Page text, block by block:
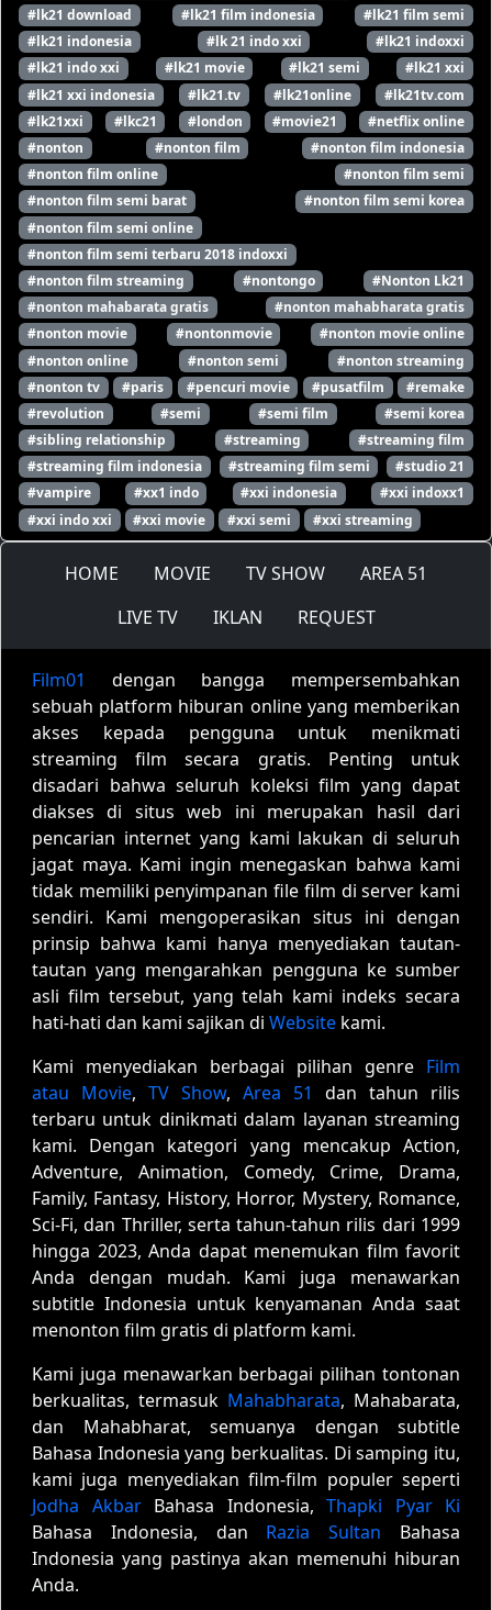
#lk21 download
#lk21 film indonesia
#lk21 film semi
#lk21 indonesia
#lk 21 indo xxi
#lk21 indoxxi
#lk21 indo xxi
#lk21 movie #lk21 semi
#lk21 xxi
#lk21 xxi indonesia
#lk21.tv #lk21online
#lk21tv.com
#lk21xxi
#lkc21 #london #movie21
#netflix online
#nonton
#nonton film
#nonton film indonesia
#nonton film online
#nonton film semi
#nonton film semi barat
#nonton film semi korea
#nonton film semi online
#nonton film semi terbaru 2018 indoxxi
#nonton film streaming
#nontongo
#Nonton Lk21
#nonton mahabarata gratis
#nonton mahabharata gratis
#nonton movie
#nontonmovie
#nonton movie online
#nonton online
#nonton semi
#nonton streaming
#nonton tv
#paris #pencuri movie #pusatfilm
#remake
#revolution
#semi #semi film
#semi korea
#sibling relationship
#streaming
#streaming film
#streaming film indonesia
#streaming film semi
#studio 21
#vampire
#xx1 indo #xxi indonesia
#xxi indoxx1
#xxi indo xxi
#xxi movie #xxi semi #xxi streaming
HOME MOVIE TV SHOW
AREA 51
LIVE TV
IKLAN REQUEST
Film01
dengan bangga mempersembahkan
sebuah platform hiburan online yang memberikan
akses kepada pengguna untuk menikmati
streaming film secara gratis. Penting untuk
disadari bahwa seluruh koleksi film yang dapat
diakses di situs web ini merupakan hasil dari
pencarian internet yang kami lakukan di seluruh
jagat maya. Kami ingin menegaskan bahwa kami
tidak memiliki penyimpanan file film di server kami
sendiri. Kami mengoperasikan situs ini dengan
prinsip bahwa kami hanya menyediakan tautan-
tautan yang mengarahkan pengguna ke sumber
asli film tersebut, yang telah kami indeks secara
hati-hati dan kami sajikan di Website kami.
Kami menyediakan berbagai pilihan genre Film
atau Movie, TV Show, Area 51
dan tahun rilis
terbaru untuk dinikmati dalam layanan streaming
kami. Dengan kategori yang mencakup Action,
Adventure, Animation, Comedy, Crime, Drama,
Family, Fantasy, History, Horror, Mystery, Romance,
Sci-Fi, dan Thriller, serta tahun-tahun rilis dari 1999
hingga 2023, Anda dapat menemukan film favorit
Anda dengan mudah. Kami juga menawarkan
subtitle Indonesia untuk kenyamanan Anda saat
menonton film gratis di platform kami.
Kami juga menawarkan berbagai pilihan tontonan
berkualitas, termasuk Mahabharata, Mahabarata,
dan Mahabharat, semuanya dengan subtitle
Bahasa Indonesia yang berkualitas. Di samping itu,
kami juga menyediakan film-film populer seperti
Jodha AkbarBahasa Indonesia, Thapki Pyar Ki
Bahasa Indonesia, dan Razia Sultan Bahasa
Indonesia yang pastinya akan memenuhi hiburan
Anda.